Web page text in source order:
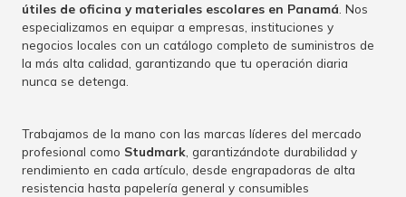
útiles de oficina y materiales escolares en Panamá . Nos
especializamos en equipar a empresas, instituciones y
negocios locales con un catálogo completo de suministros de
la más alta calidad, garantizando que tu operación diaria
nunca se detenga.
Trabajamos de la mano con las marcas líderes del mercado
profesional como Studmark , garantizándote durabilidad y
rendimiento en cada artículo, desde engrapadoras de alta
resistencia hasta papelería general y consumibles